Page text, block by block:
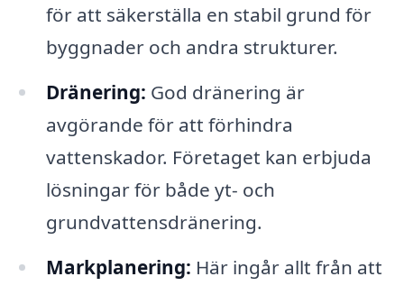
för att säkerställa en stabil grund för
byggnader och andra strukturer.
Dränering: God dränering är
avgörande för att förhindra
vattenskador. Företaget kan erbjuda
lösningar för både yt- och
grundvattensdränering.
Markplanering: Här ingår allt från att